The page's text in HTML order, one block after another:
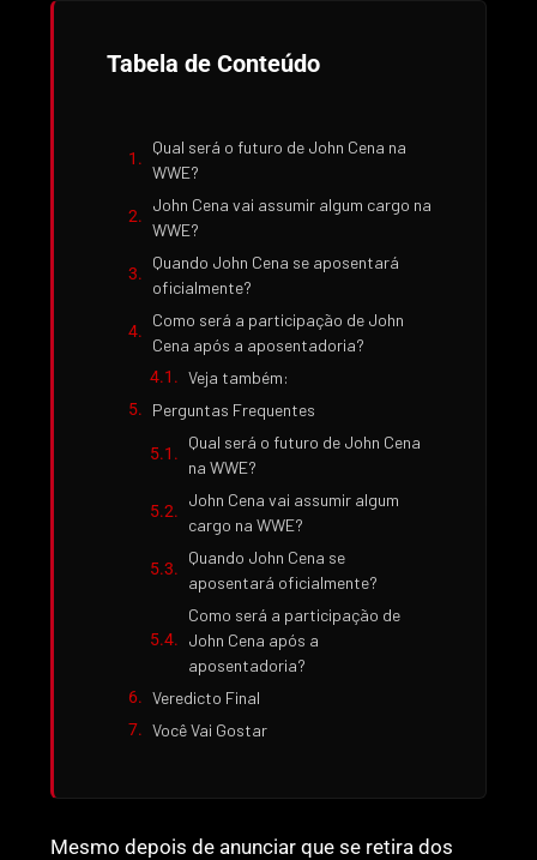
Tabela de Conteúdo
Qual será o futuro de John Cena na
WWE?
John Cena vai assumir algum cargo na
WWE?
Quando John Cena se aposentará
oficialmente?
Como será a participação de John
Cena após a aposentadoria?
Veja também:
Perguntas Frequentes
Qual será o futuro de John Cena
na WWE?
John Cena vai assumir algum
cargo na WWE?
Quando John Cena se
aposentará oficialmente?
Como será a participação de
John Cena após a
aposentadoria?
Veredicto Final
Você Vai Gostar
Mesmo depois de anunciar que se retira dos